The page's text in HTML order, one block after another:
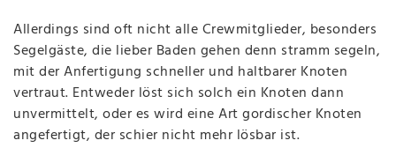
Allerdings sind oft nicht alle Crewmitglieder, besonders
Segelgäste, die lieber Baden gehen denn stramm segeln,
mit der Anfertigung schneller und haltbarer Knoten
vertraut. Entweder löst sich solch ein Knoten dann
unvermittelt, oder es wird eine Art gordischer Knoten
angefertigt, der schier nicht mehr lösbar ist.